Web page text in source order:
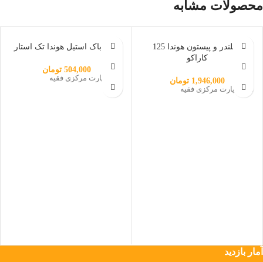
محصولات مشابه
ناموجود
سیلندر و پیستون هوندا 125
کاراکو
1,946,000 تومان
هوندا پارت مرکزی فقیه
درب باک استیل هوندا تک استار
504,000 تومان
هوندا پارت مرکزی فقیه
آمار بازدید